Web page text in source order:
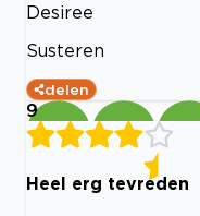
Desiree
Susteren
delen
9
Heel erg tevreden